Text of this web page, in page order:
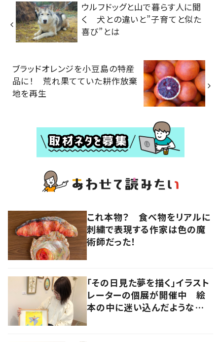
ウルフドッグと山で暮らす人に聞
く 犬との違いと”子育てと似た
喜び”とは
ブラッドオレンジを小豆島の特産
品に！ 荒れ果てていた耕作放棄
地を再生
これ本物？ 食べ物をリアルに
刺繍で表現する作家は色の魔
術師だった！
「その日見た夢を描く」イラスト
レーターの個展が開催中 絵
本の中に迷い込んだような想